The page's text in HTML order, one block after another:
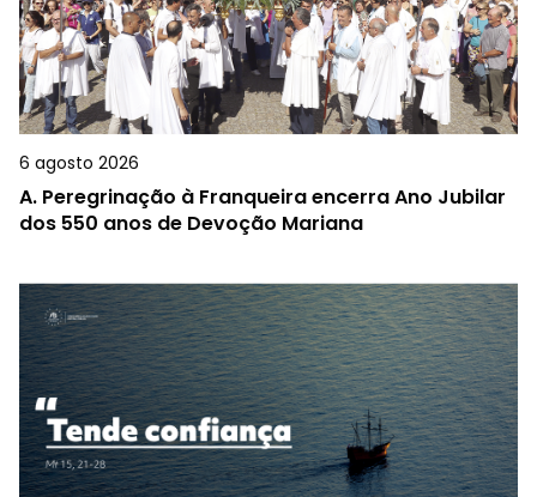
6 agosto 2026
A. Peregrinação à Franqueira encerra Ano Jubilar
dos 550 anos de Devoção Mariana